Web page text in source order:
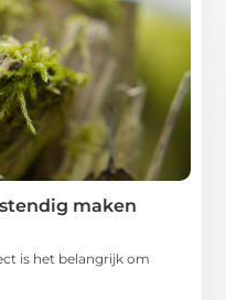
maken
is het belangrijk om